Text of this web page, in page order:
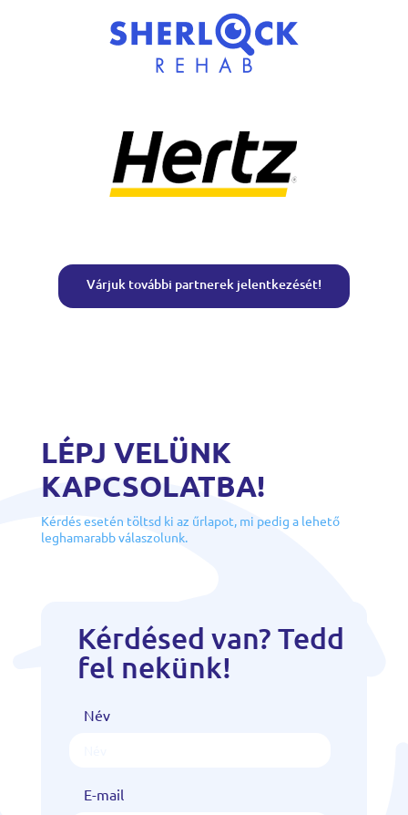
Várjuk további partnerek jelentkezését!
LÉPJ VELÜNK
KAPCSOLATBA!
Kérdés esetén töltsd ki az űrlapot, mi pedig a lehető
leghamarabb válaszolunk.
Kérdésed van? Tedd
fel nekünk!
Név
E-mail